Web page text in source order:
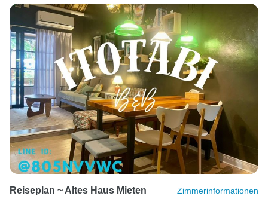
Reiseplan ~ Altes Haus Mieten Zimmerinformationen